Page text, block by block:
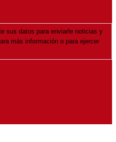
sus datos para enviarle noticias y
más información o para ejercer